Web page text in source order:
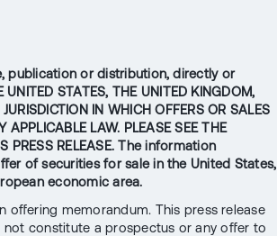
publication or distribution, directly or
STATES, THE UNITED KINGDOM,
IN WHICH OFFERS OR SALES
APPLICABLE LAW. PLEASE SEE THE
PRESS RELEASE. The information
of securities for sale in the United States,
economic area.
offering memorandum. This press release
constitute a prospectus or any offer to